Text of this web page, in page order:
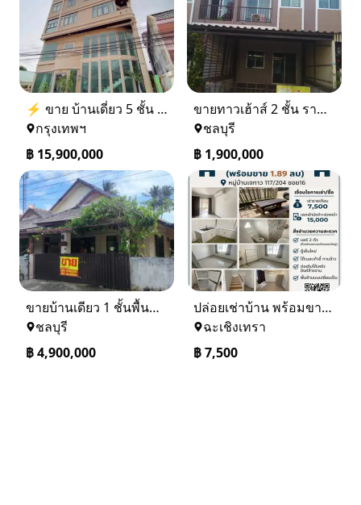
⚡ ขาย บ้านเดี่ยว 5 ชั้น ซอย ประชาชื่น 14 ใกล้ BTS
กรุงเทพฯ
฿ 15,900,000
ขายทาวเฮ้าส์ 2 ชั้น ราคา 1.9 ล้านบาท ที่อยู่ ศรีราชา ชลบุรี
ชลบุรี
฿ 1,900,000
ขายบ้านเดียว 1 ชั้นพื้นที่ 102 ตรว บางละมุง ชลบุรี
ชลบุรี
฿4,900,000
ปล่อยเช่าบ้าน พร้อมขาย หมู่บ้านเจทาว ตำบลแสนภูดาษ
ฉะเชิงเทรา
฿7,500